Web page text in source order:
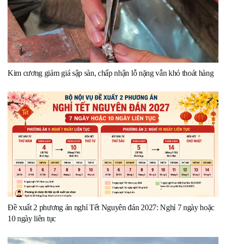
Kim cương giảm giá sập sàn, chấp nhận lỗ nặng vẫn khó thoát hàng
Đề xuất 2 phương án nghỉ Tết Nguyên đán 2027: Nghỉ 7 ngày hoặc
10 ngày liên tục